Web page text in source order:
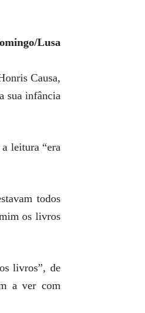
Lusa
Causa,
sua infância
leitura “era
todos
os livros
livros”, de
a ver com